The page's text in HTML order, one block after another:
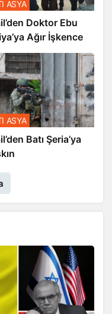
ASYA
Doktor Ebu
Ağır İşkence
ASYA
Batı Şeria’ya